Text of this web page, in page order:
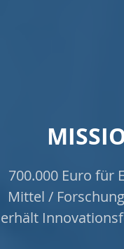
700.000 Euro für
Mittel /
erhält